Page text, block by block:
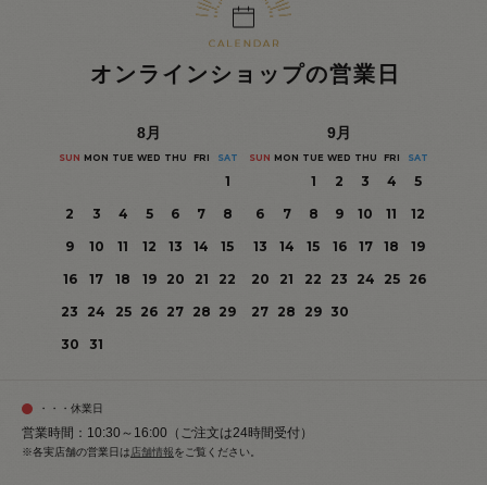
オンラインショップの営業日
8月
SUN MON TUE WED THU FRI SAT
1
2
3 4 5 6 7
8
9
10 11 12 13 14
15
16
17 18 19 20 21
22
23
24 25 26 27 28 29
30
31
9月
SUN MON TUE WED THU FRI SAT
1 2 3 4
5
6
7 8 9 10 11
12
13
14 15 16 17 18
19
20
21 22 23 24 25
26
27 28 29 30
・・・休業日
営業時間：10:30～16:00（ご注文は24時間受付）
※各実店舗の営業日は 店舗情報をご覧ください。